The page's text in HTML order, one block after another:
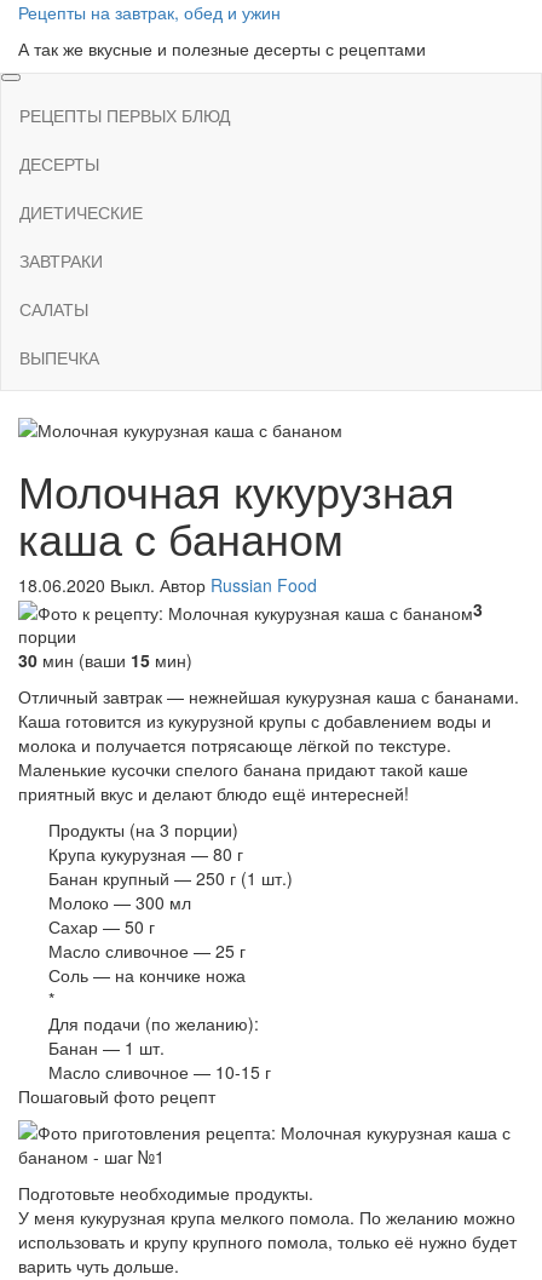
Skip
the
content
Рецепты на завтрак, обед и ужин
А так же вкусные и полезные десерты с рецептами
РЕЦЕПТЫ ПЕРВЫХ БЛЮД
ДЕСЕРТЫ
ДИЕТИЧЕСКИЕ
ЗАВТРАКИ
САЛАТЫ
ВЫПЕЧКА
Молочная кукурузная
каша с бананом
18.06.2020 Выкл. Автор Russian Food
3
порции
30 мин (ваши 15 мин)
Отличный завтрак — нежнейшая кукурузная каша с бананами.
Каша готовится из кукурузной крупы с добавлением воды и
молока и получается потрясающе лёгкой по текстуре.
Маленькие кусочки спелого банана придают такой каше
приятный вкус и делают блюдо ещё интересней!
Продукты (на 3 порции)
Крупа кукурузная — 80 г
Банан крупный — 250 г (1 шт.)
Молоко — 300 мл
Сахар — 50 г
Масло сливочное — 25 г
Соль — на кончике ножа
*
Для подачи (по желанию):
Банан — 1 шт.
Масло сливочное — 10-15 г
Пошаговый фото рецепт
Подготовьте необходимые продукты.
У меня кукурузная крупа мелкого помола. По желанию можно
использовать и крупу крупного помола, только её нужно будет
варить чуть дольше.